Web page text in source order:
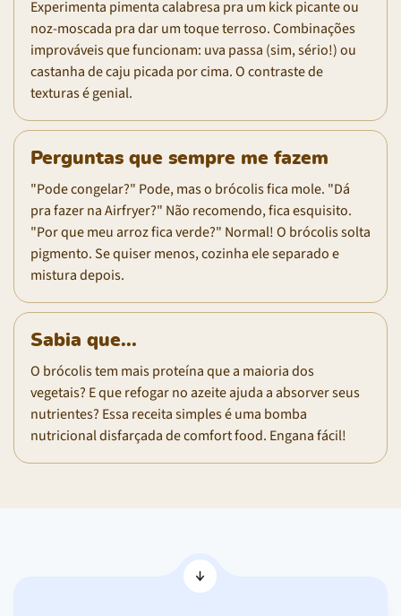
Experimenta pimenta calabresa pra um kick picante ou
noz-moscada pra dar um toque terroso. Combinações
improváveis que funcionam: uva passa (sim, sério!) ou
castanha de caju picada por cima. O contraste de
texturas é genial.
Perguntas que sempre me fazem
"Pode congelar?" Pode, mas o brócolis fica mole. "Dá
pra fazer na Airfryer?" Não recomendo, fica esquisito.
"Por que meu arroz fica verde?" Normal! O brócolis solta
pigmento. Se quiser menos, cozinha ele separado e
mistura depois.
Sabia que...
O brócolis tem mais proteína que a maioria dos
vegetais? E que refogar no azeite ajuda a absorver seus
nutrientes? Essa receita simples é uma bomba
nutricional disfarçada de comfort food. Engana fácil!